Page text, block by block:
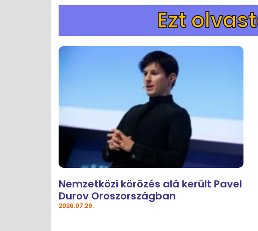
Ezt
Nemzetközi körözés alá került Pavel
Durov Oroszországban
2026.07.29.